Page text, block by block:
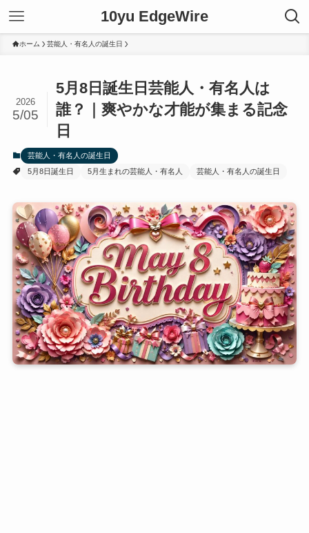
10yu EdgeWire
ホーム 芸能人・有名人の誕生日
5月8日誕生日芸能人・有名人は
誰？｜爽やかな才能が集まる記念
日
2026
5/05
芸能人・有名人の誕生日
5月8日誕生日
5月生まれの芸能人・有名人 芸能人・有名人の誕生日